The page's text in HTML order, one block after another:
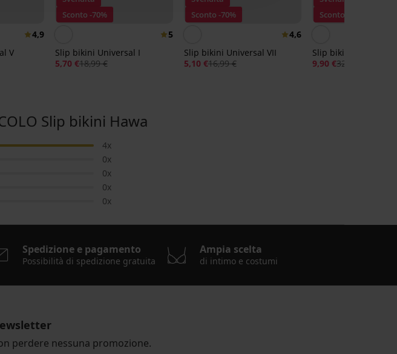
4,9
V
Sconto -70%
5
Slip bikini Universal I
5,70 €18,99 €
Sconto -70%
4,6
Slip bikini Universal VII
5,10 €16,99 €
Sconto -70%
Slip bikini Free time
9,90 €32,99 €
Slip bikini Hawa
4x
0x
0x
0x
0x
Spedizione e pagamento
Possibilità di spedizione gratuita
Ampia scelta
di intimo e costumi
perdere nessuna promozione.